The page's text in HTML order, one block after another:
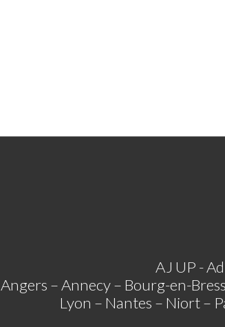
AJ UP -
Angers – Annecy – Bourg-en-
Lyon – Nantes – Niort –